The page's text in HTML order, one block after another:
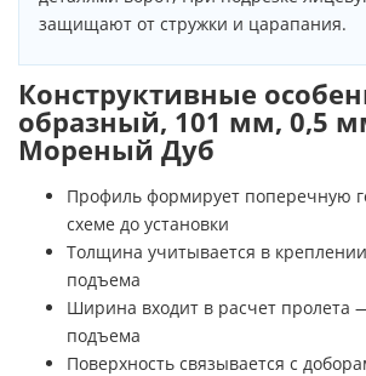
защищают от стружки и царапания.
Конструктивные
образный, 101 мм, 0,5
Мореный Дуб
Профиль формирует поперечную
схеме до установки
Толщина учитывается в
подъема
Ширина входит в расчет пролета
подъема
Поверхность связывается с